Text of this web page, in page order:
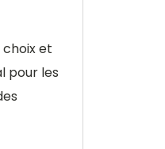
et
pour les